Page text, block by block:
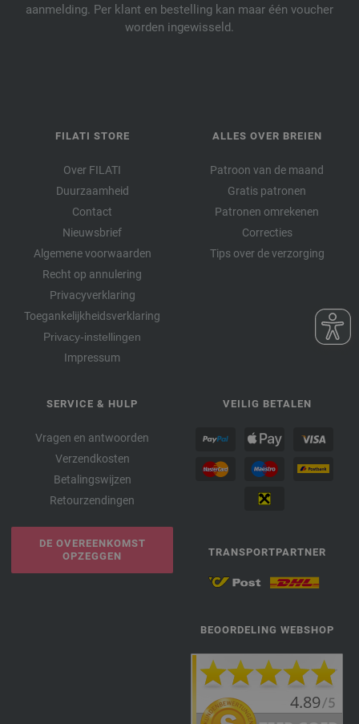
aanmelding. Per klant en bestelling kan maar één voucher
worden ingewisseld.
FILATI STORE
Over FILATI
Duurzaamheid
Contact
Nieuwsbrief
Algemene voorwaarden
Recht op annulering
Privacyverklaring
Toegankelijkheidsverklaring
Privacy-instellingen
Impressum
ALLES OVER BREIEN
Patroon van de maand
Gratis patronen
Patronen omrekenen
Correcties
Tips over de verzorging
SERVICE & HULP
Vragen en antwoorden
Verzendkosten
Betalingswijzen
Retourzendingen
DE OVEREENKOMST
OPZEGGEN
VEILIG BETALEN
TRANSPORTPARTNER
BEOORDELING WEBSHOP